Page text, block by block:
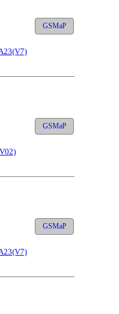
GSMaP
GSMaP
GSMaP